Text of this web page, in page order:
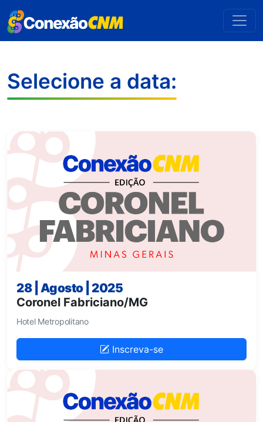
Selecione a data:
28 | Agosto | 2025
Coronel Fabriciano/MG
Hotel Metropolitano
Inscreva-se